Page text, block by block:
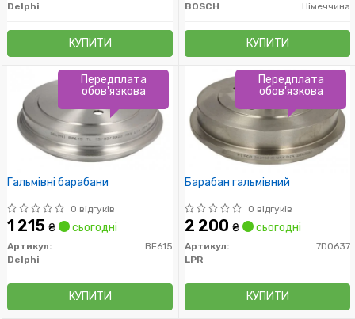
Delphi
КУПИТИ
BOSCH
Німеччина
КУПИТИ
Гальмівні барабани
0 відгуків
1 215 ₴ сьогодні
Артикул:
BF615
Delphi
КУПИТИ
Передплата
обов'язкова
Барабан гальмівний
0 відгуків
2 200 ₴ сьогодні
Артикул:
7D0637
LPR
КУПИТИ
Передплата
обов'язкова